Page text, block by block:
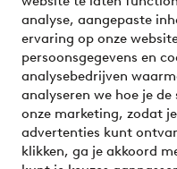
analyse, aangepaste
ervaring op onze
persoonsgegevens en
analysebedrijven
analyseren we hoe je
onze marketing, zodat
advertenties kunt
klikken, ga je akkoord
Veilig betalen -
Wil je meer